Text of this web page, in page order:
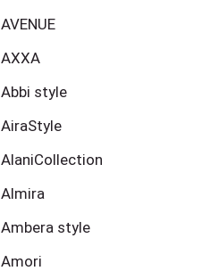
AVENUE
AXXA
Abbi style
AiraStyle
AlaniCollection
Almira
Ambera style
Amori